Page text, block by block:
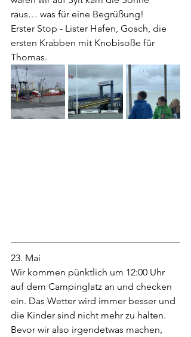
raus… was für eine Begrüßung!
Erster Stop - Lister Hafen, Gosch, die
ersten Krabben mit Knobisoße für
Thomas.
23. Mai
Wir kommen pünktlich um 12:00 Uhr
auf dem Campinglatz an und checken
ein. Das Wetter wird immer besser und
die Kinder sind nicht mehr zu halten.
Bevor wir also irgendetwas machen,